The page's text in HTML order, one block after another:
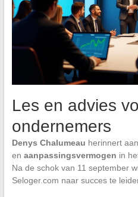
Les en advies
ondernemers
Denys Chalumeau herinnert
en aanpassingsvermogen in
Na de schok van 11 september
Seloger.com naar succes te